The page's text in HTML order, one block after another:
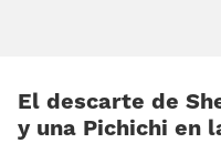
El descarte de
y una Pichichi en